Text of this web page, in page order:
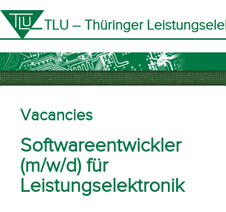
TLU – Thüringer
Vacancies
Softwareentwickler
(m/w/d) für
Leistungselektronik